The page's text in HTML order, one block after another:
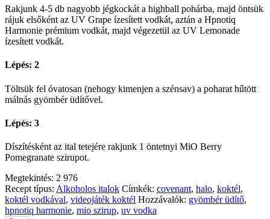
Rakjunk 4-5 db nagyobb jégkockát a highball pohárba, majd öntsük
rájuk elsőként az UV Grape ízesített vodkát, aztán a Hpnotiq
Harmonie prémium vodkát, majd végezetül az UV Lemonade
ízesített vodkát.
Lépés: 2
Töltsük fel óvatosan (nehogy kimenjen a szénsav) a poharat hűtött
málnás gyömbér üdítővel.
Lépés: 3
Díszítésként az ital tetejére rakjunk 1 öntetnyi MiO Berry
Pomegranate szirupot.
Megtekintés: 2 976
Recept típus: Alkoholos italok Címkék: covenant, halo, koktél,
koktél vodkával, videojáték koktél Hozzávalók: gyömbér üdítő,
hpnotiq harmonie, mio szirup, uv vodka